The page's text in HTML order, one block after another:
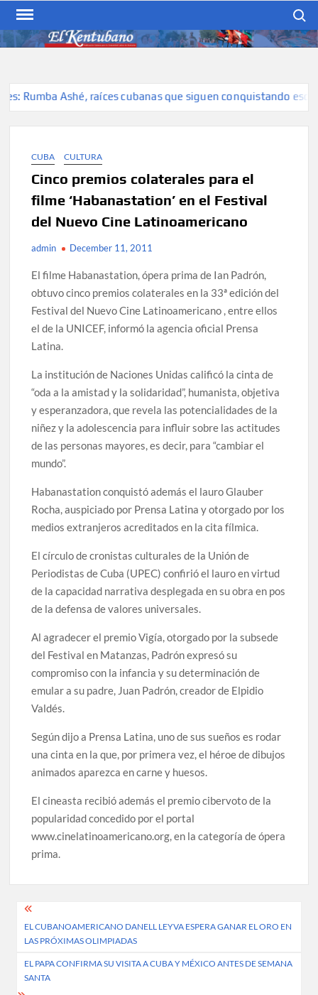
Skip
content
hispana de Kentucky
Rumba Ashé, raíces cubanas que siguen conquistando
CUBA CULTURA
Cinco premios colaterales para el
filme ‘Habanastation’ en el Festival
del Nuevo Cine Latinoamericano
admin December 11, 2011
El filme Habanastation, ópera prima de Ian Padrón,
obtuvo cinco premios colaterales en la 33ª edición del
Festival del Nuevo Cine Latinoamericano , entre ellos
el de la UNICEF, informó la agencia oficial Prensa
Latina.
La institución de Naciones Unidas calificó la cinta de
“oda a la amistad y la solidaridad”, humanista, objetiva
y esperanzadora, que revela las potencialidades de la
niñez y la adolescencia para influir sobre las actitudes
de las personas mayores, es decir, para “cambiar el
mundo”.
Habanastation conquistó además el lauro Glauber
Rocha, auspiciado por Prensa Latina y otorgado por los
medios extranjeros acreditados en la cita fílmica.
El círculo de cronistas culturales de la Unión de
Periodistas de Cuba (UPEC) confirió el lauro en virtud
de la capacidad narrativa desplegada en su obra en pos
de la defensa de valores universales.
Al agradecer el premio Vigía, otorgado por la subsede
del Festival en Matanzas, Padrón expresó su
compromiso con la infancia y su determinación de
emular a su padre, Juan Padrón, creador de Elpidio
Valdés.
Según dijo a Prensa Latina, uno de sus sueños es rodar
una cinta en la que, por primera vez, el héroe de dibujos
animados aparezca en carne y huesos.
El cineasta recibió además el premio cibervoto de la
popularidad concedido por el portal
www.cinelatinoamericano.org, en la categoría de ópera
prima.
Post
navigation
EL CUBANOAMERICANO DANELL LEYVA ESPERA GANAR EL ORO EN
LAS PRÓXIMAS OLIMPIADAS
EL PAPA CONFIRMA SU VISITA A CUBA Y MÉXICO ANTES DE SEMANA
SANTA